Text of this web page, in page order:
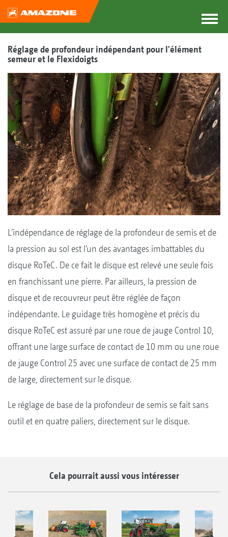
Réglage de profondeur indépendant pour l'élément
semeur et le Flexidoigts
L’indépendance de réglage de la profondeur de semis et de
la pression au sol est l’un des avantages imbattables du
disque RoTeC. De ce fait le disque est relevé une seule fois
en franchissant une pierre. Par ailleurs, la pression de
disque et de recouvreur peut être réglée de façon
indépendante. Le guidage très homogène et précis du
disque RoTeC est assuré par une roue de jauge Control 10,
offrant une large surface de contact de 10 mm ou une roue
de jauge Control 25 avec une surface de contact de 25 mm
de large, directement sur le disque.
Le réglage de base de la profondeur de semis se fait sans
outil et en quatre paliers, directement sur le disque.
Cela pourrait aussi vous intéresser